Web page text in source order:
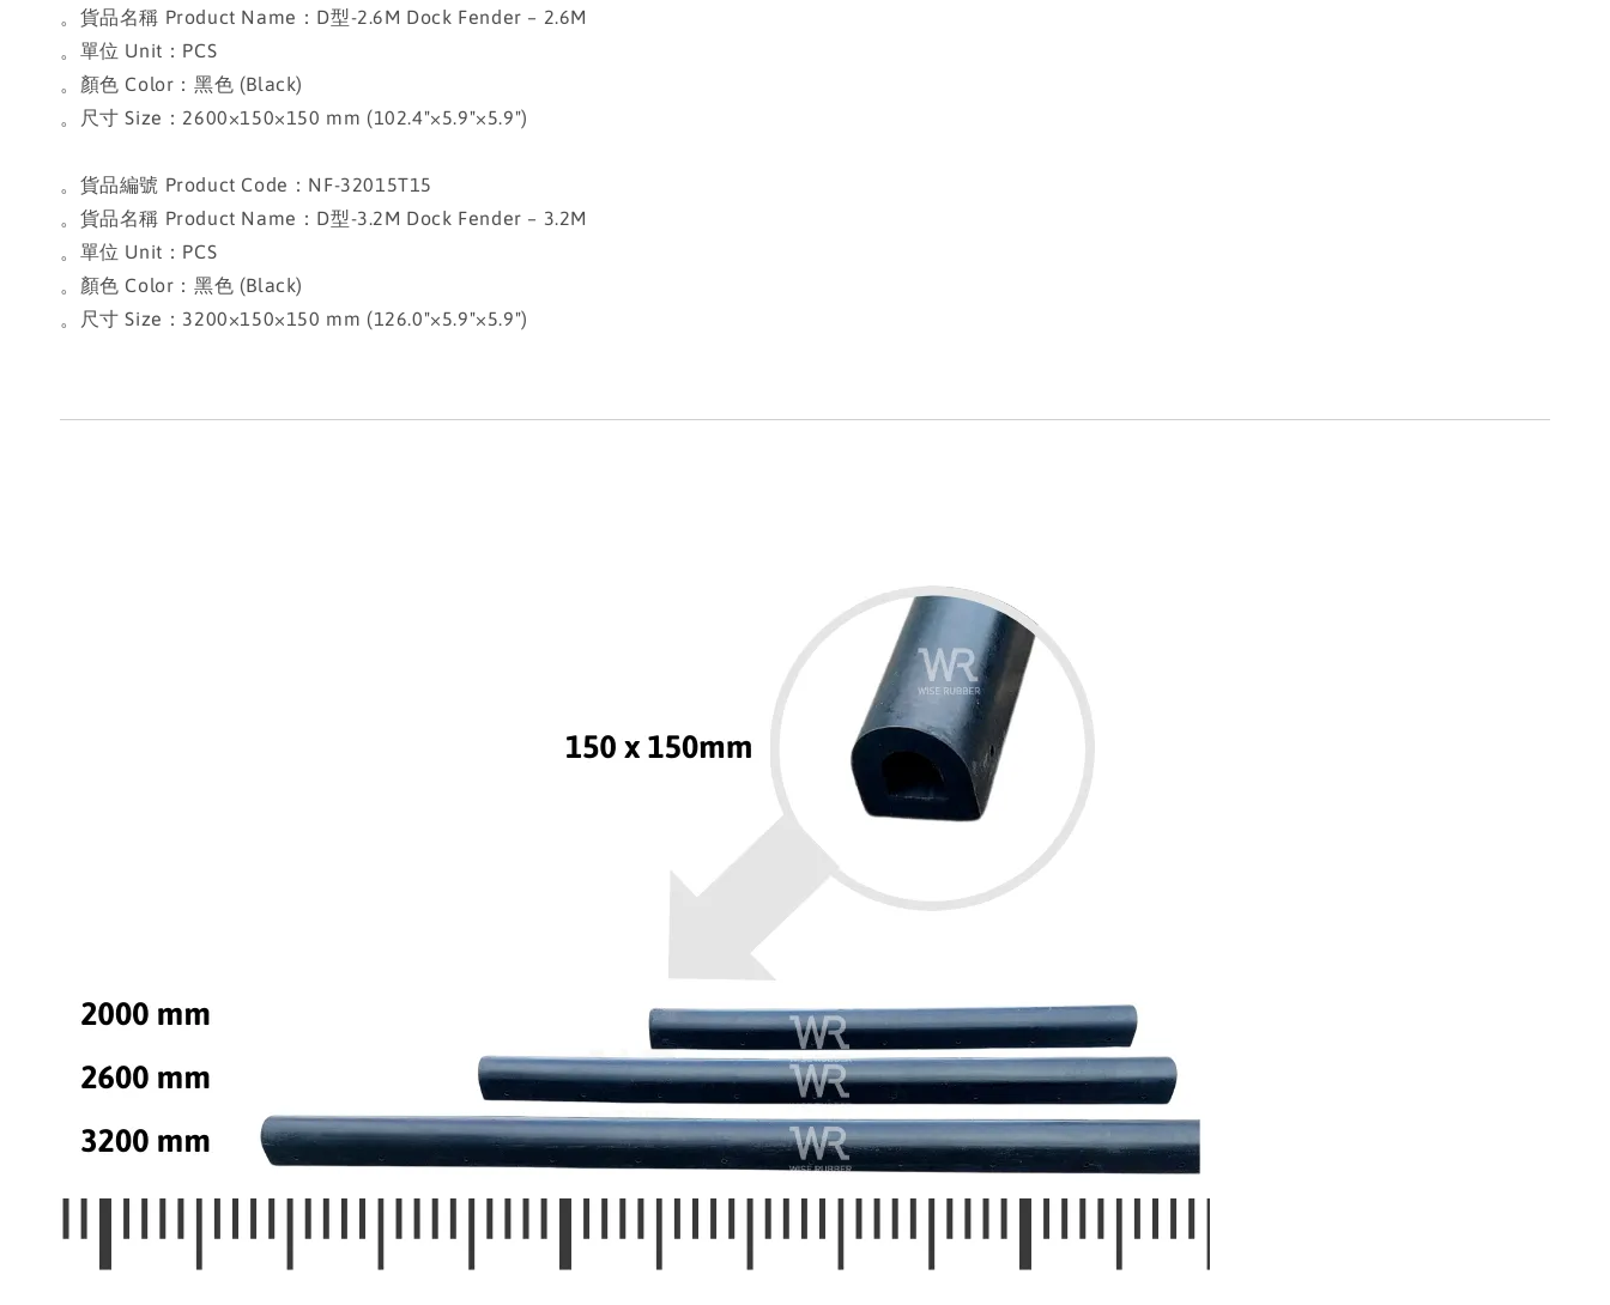
。貨品名稱 Product Name：D型-2.6M Dock Fender – 2.6M
。單位 Unit：PCS
。顏色 Color：黑色 (Black)
。尺寸 Size：2600×150×150 mm (102.4"×5.9"×5.9")
。貨品編號 Product Code：NF-32015T15
。貨品名稱 Product Name：D型-3.2M Dock Fender – 3.2M
。單位 Unit：PCS
。顏色 Color：黑色 (Black)
。尺寸 Size：3200×150×150 mm (126.0"×5.9"×5.9")